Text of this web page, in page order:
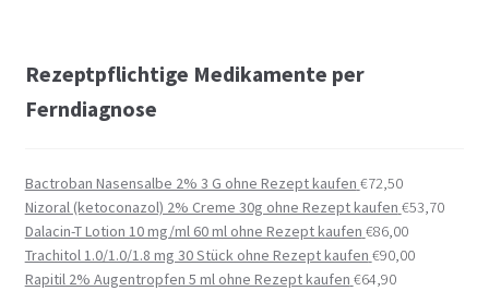
Rezeptpflichtige Medikamente per
Ferndiagnose
Bactroban Nasensalbe 2% 3 G ohne Rezept kaufen €72,50
Nizoral (ketoconazol) 2% Creme 30g ohne Rezept kaufen €53,70
Dalacin-T Lotion 10 mg/ml 60 ml ohne Rezept kaufen €86,00
Trachitol 1.0/1.0/1.8 mg 30 Stück ohne Rezept kaufen €90,00
Rapitil 2% Augentropfen 5 ml ohne Rezept kaufen €64,90